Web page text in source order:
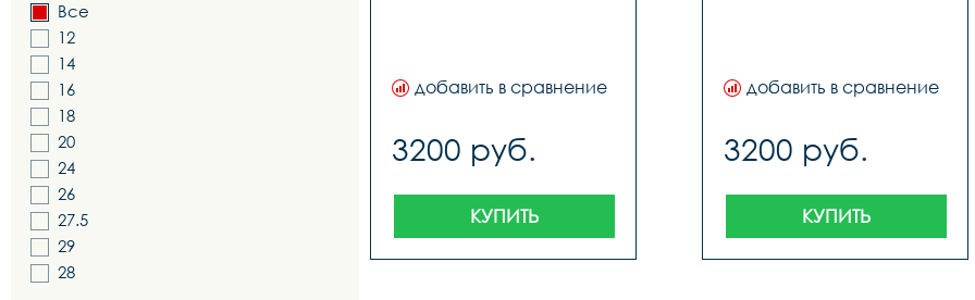
Все
12
14
16
18
20
24
26
27.5
29
28
добавить в сравнение
3200 руб.
КУПИТЬ
добавить в сравнение
3200 руб.
КУПИТЬ